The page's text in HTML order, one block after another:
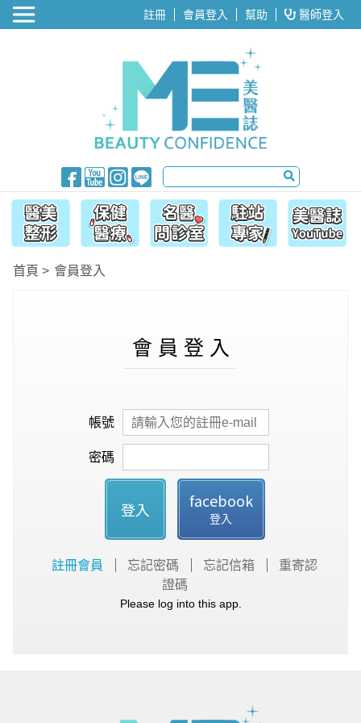
醫美整形 註冊 會員登入 幫助 醫師登入
首頁 會員登入
會 員 登 入
帳號
密碼
登入 facebook
登入
註冊會員 忘記密碼 忘記信箱
重寄認
證碼
Please log into this app.